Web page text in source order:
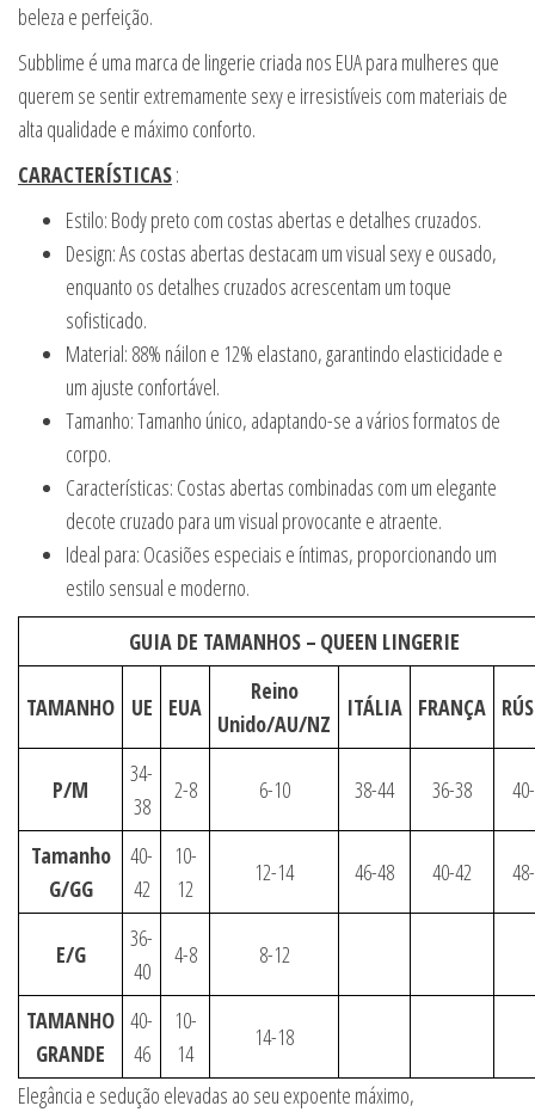
beleza e perfeição.
Subblime é uma marca de lingerie criada nos EUA para mulheres que
querem se sentir extremamente sexy e irresistíveis com materiais de
alta qualidade e máximo conforto.
CARACTERÍSTICAS:
Estilo: Body preto com costas abertas e detalhes cruzados.
Design: As costas abertas destacam um visual sexy e ousado,
enquanto os detalhes cruzados acrescentam um toque
sofisticado.
Material: 88% náilon e 12% elastano, garantindo elasticidade e
um ajuste confortável.
Tamanho: Tamanho único, adaptando-se a vários formatos de
corpo.
Características: Costas abertas combinadas com um elegante
decote cruzado para um visual provocante e atraente.
Ideal para: Ocasiões especiais e íntimas, proporcionando um
estilo sensual e moderno.
GUIA DE TAMANHOS – QUEEN LINGERIE
TAMANHO UE EUA
Reino
Unido/AU/NZ
ITÁLIA FRANÇA
P/M
34-
38
2-8 6-10 38-44 36-38
Tamanho
G/GG
40-
42
10-
12
12-14 46-48 40-42
E/G
36-
40
4-8 8-12
TAMANHO
GRANDE
40-
46
10-
14
14-18
Elegância e sedução elevadas ao seu expoente máximo,